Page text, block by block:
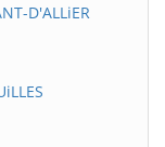
D'ALLiER